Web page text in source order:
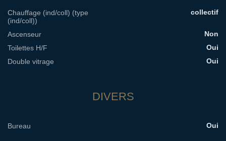
Chauffage (ind/coll) (type
(ind/coll))
collectif
Ascenseur
Non
Toilettes H/F
Oui
Double vitrage
Oui
DIVERS
Bureau Oui